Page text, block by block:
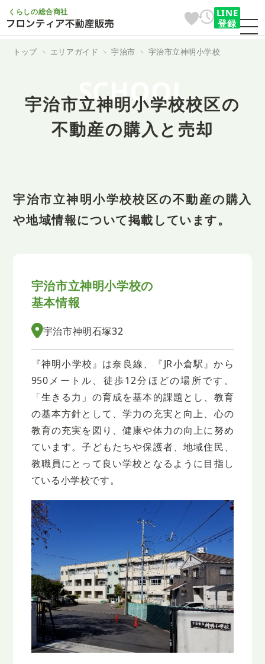
くらしの総合商社
LINE
登録
トップ エリアガイド 宇治市 宇治市立神明小学校
SCHOOL
宇治市立神明小学校校区の
不動産の購入と売却
宇治市立神明小学校校区の不動産の購入
や地域情報について掲載しています。
宇治市立神明小学校の
基本情報
宇治市神明石塚32
『神明小学校』は奈良線、『JR小倉駅』から
950メートル、徒歩12分ほどの場所です。
「生きる力」の育成を基本的課題とし、教育
の基本方針として、学力の充実と向上、心の
教育の充実を図り、健康や体力の向上に努め
ています。子どもたちや保護者、地域住民、
教職員にとって良い学校となるように目指し
ている小学校です。